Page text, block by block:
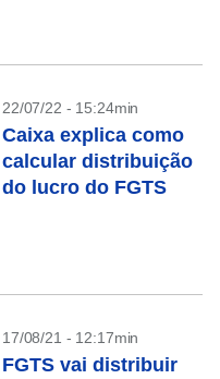
22/07/22 - 15:24min
Caixa explica como
calcular distribuição
do lucro do FGTS
17/08/21 - 12:17min
FGTS vai distribuir